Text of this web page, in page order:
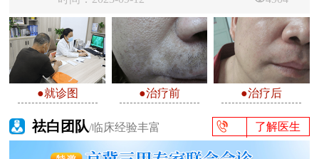
●就诊图 ●治疗前 ●治疗后
祛白团队/临床经验丰富 了解医生